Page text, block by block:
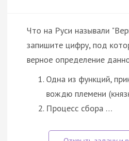
Что на Руси называли
запишите цифру, под
верное определение
Одна из функций,
вождю племени
Процесс сбора …